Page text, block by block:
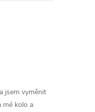
jsem vyměnit
mé kolo a